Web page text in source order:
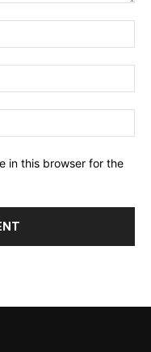
in this browser for the